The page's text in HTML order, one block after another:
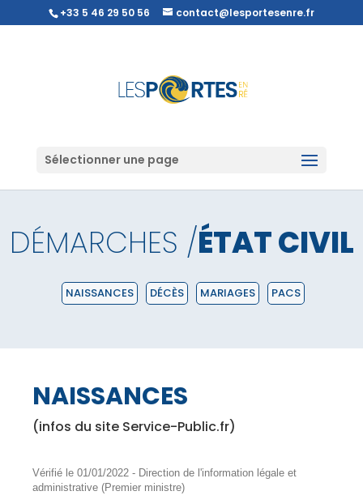
+33 5 46 29 50 56 contact@lesportesenre.fr
Sélectionner une page
DÉMARCHES /ÉTAT CIVIL
NAISSANCES DÉCÈS MARIAGES PACS
NAISSANCES
(infos du site Service-Public.fr)
Vérifié le 01/01/2022 - Direction de l'information légale et
administrative (Premier ministre)